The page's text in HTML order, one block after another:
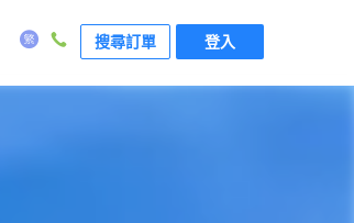
搜尋訂單 登入